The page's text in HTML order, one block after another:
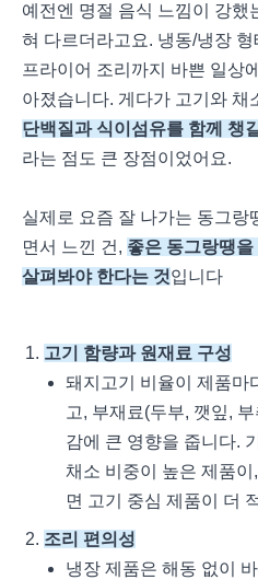
예전엔 명절 음식 느낌이 강했
혀 다르더라고요. 냉동/냉장
프라이어 조리까지 바쁜 일상
아졌습니다. 게다가 고기와 채
단백질과 식이섬유를 함께 챙
라는 점도 큰 장점이었어요.
실제로 요즘 잘 나가는 동그랑
면서 느낀 건, 좋은 동그랑땡
살펴봐야 한다는 것입니다
고기 함량과 원재료 구성
돼지고기 비율이 제품마
고, 부재료(두부, 깻잎,
감에 큰 영향을 줍니다.
채소 비중이 높은 제품
면 고기 중심 제품이 더
조리 편의성
냉장 제품은 해동 없이